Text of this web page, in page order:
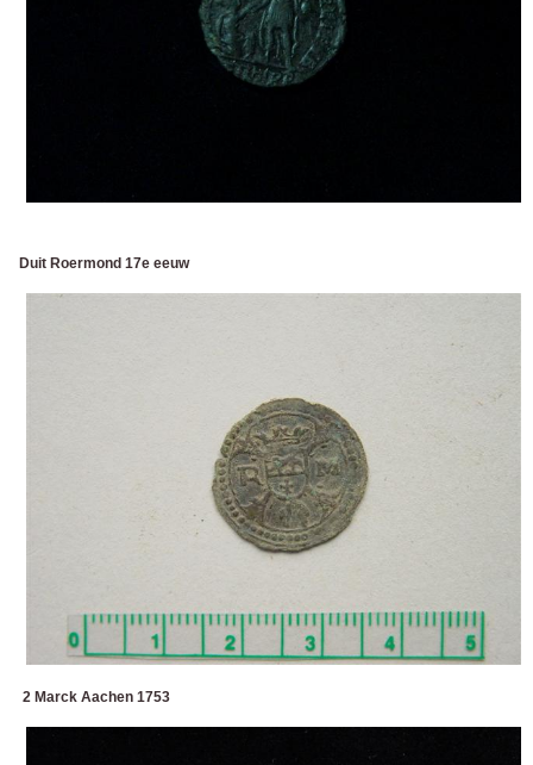
Duit Roermond 17e eeuw
2 Marck Aachen 1753